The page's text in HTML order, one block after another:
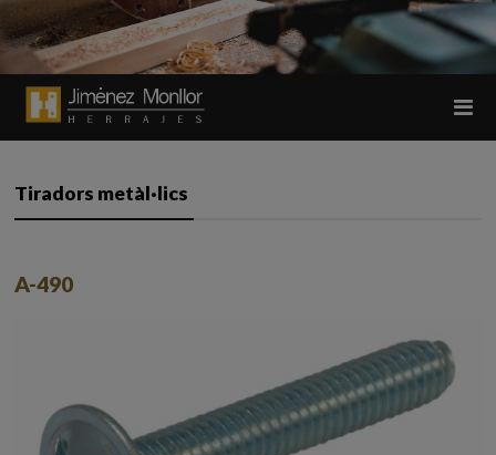
Tiradors metàl·lics
A-490